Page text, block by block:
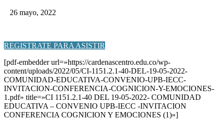
26 mayo, 2022
REGISTRATE PARA ASISTIR
[pdf-embedder url=»https://cardenascentro.edu.co/wp-
content/uploads/2022/05/CI-1151.2.1-40-DEL-19-05-2022-
COMUNIDAD-EDUCATIVA-CONVENIO-UPB-IECC-
INVITACION-CONFERENCIA-COGNICION-Y-EMOCIONES-
1.pdf» title=»CI 1151.2.1-40 DEL 19-05-2022- COMUNIDAD
EDUCATIVA – CONVENIO UPB-IECC -INVITACION
CONFERENCIA COGNICION Y EMOCIONES (1)»]